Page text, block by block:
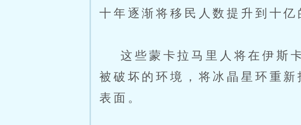
十年逐渐将移民人数提升到十亿
这些蒙卡拉马里人将在伊斯
被破坏的环境，将冰晶星环重
表面。